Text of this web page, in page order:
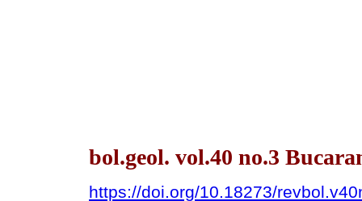
bol.geol. vol.40 no.3
https://doi.org/10.18273/